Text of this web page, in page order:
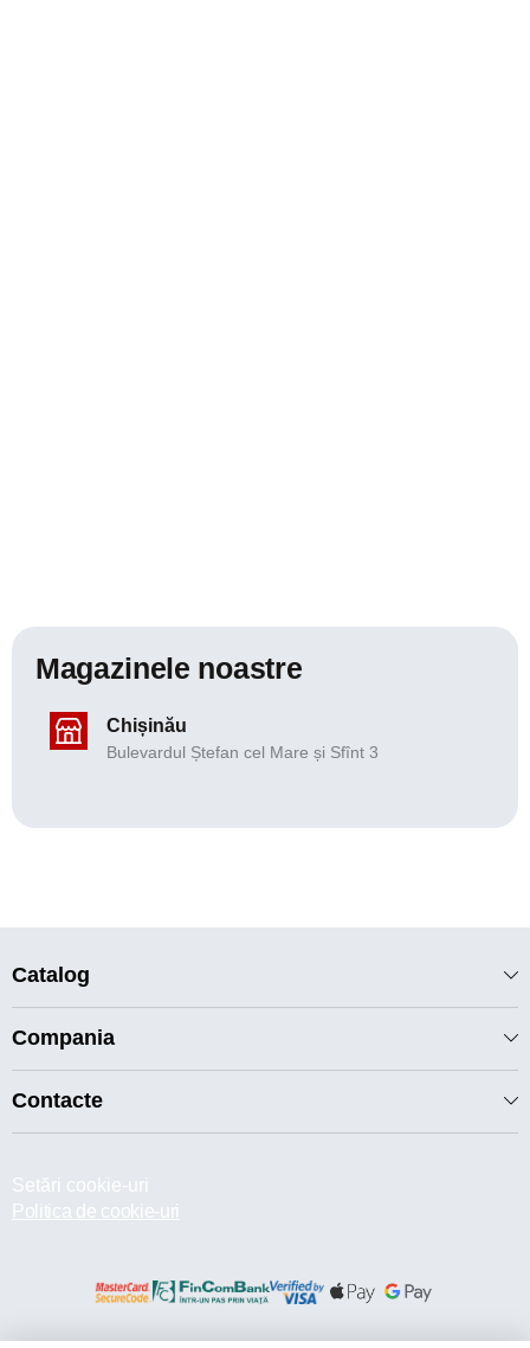
Magazinele noastre
Chișinău
Bulevardul Ștefan cel Mare și Sfînt 3
Catalog
Compania
Contacte
Setări cookie-uri
Politica de cookie-uri